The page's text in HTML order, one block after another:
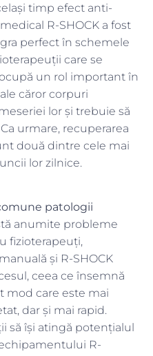
timp efect anti-
R-SHOCK a fost
perfect în schemele
care se
un rol important în
căror corpuri
lor și trebuie să
urmare, recuperarea
două dintre cele mai
lor zilnice.
patologii
anumite probleme
fizioterapeuți,
și R-SHOCK
ceea ce însemnă
mod care este mai
dar și mai rapid.
să își atingă potențialul
R-